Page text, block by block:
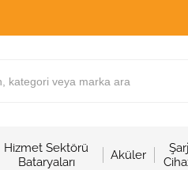
Hizmet Sektörü
Bataryaları
Aküler
Şarj